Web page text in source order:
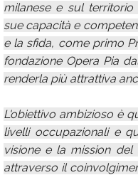
milanese e sul
sue capacità e
e la sfida, come primo
fondazione Opera Pia
renderla più attrattiva
L'obiettivo ambizioso è
livelli occupazionali e
visione e la mission del
attraverso il